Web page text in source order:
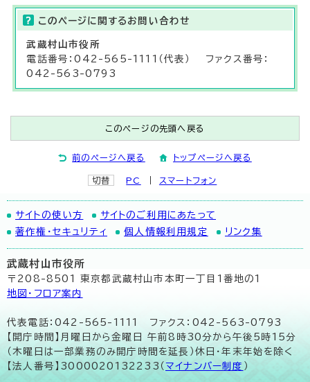
このページに関する お問い合わせ
武蔵村山市役所
電話番号：042-565-1111（代表） ファクス番号：
042-563-0793
このページの先頭へ戻る
前のページへ戻る トップページへ戻る
切替 PC スマートフォン
サイトの使い方
サイトのご利用にあたって
著作権・セキュリティ
個人情報利用規定 リンク集
武蔵村山市役所
〒208-8501 東京都武蔵村山市本町一丁目1番地の1
地図･フロア案内
代表電話：042-565-1111 ファクス：042-563-0793
【開庁時間】月曜日から金曜日 午前8時30分から午後5時15分
（木曜日は一部業務のみ開庁時間を延長）休日・年末年始を除く
【法人番号】3000020132233（ マイナンバー制度 ）